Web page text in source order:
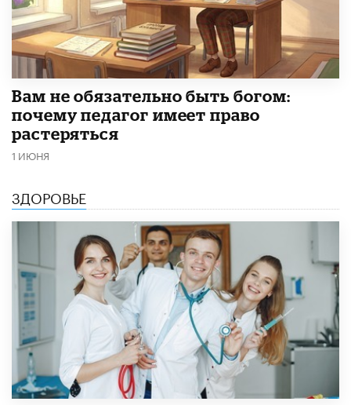
​Вам не обязательно быть богом:
почему педагог имеет право
растеряться
1 ИЮНЯ
ЗДОРОВЬЕ